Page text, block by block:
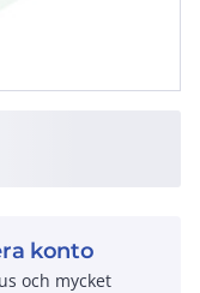
konto
och mycket